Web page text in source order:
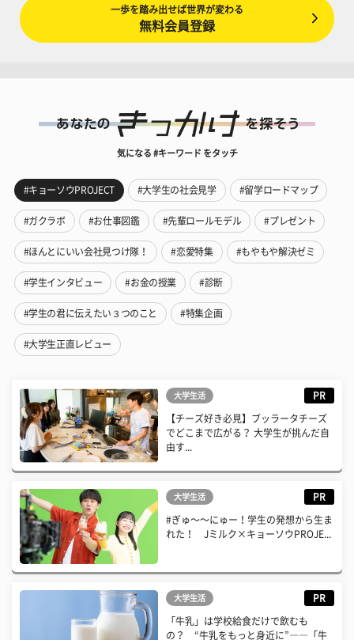
一歩を踏み出せば世界が変わる
無料会員登録
気になる #キーワード をタッチ
#キョーソウPROJECT #大学生の社会見学 #留学ロードマップ
#ガクラボ #お仕事図鑑 #先輩ロールモデル #プレゼント
#ほんとにいい会社見つけ隊！ #恋愛特集 #もやもや解決ゼミ
#学生インタビュー #お金の授業 #診断
#学生の君に伝えたい３つのこと #特集企画
#大学生正直レビュー
大学生活 PR
【チーズ好き必見】ブッラータチーズ
でどこまで広がる？ 大学生が挑んだ自
由す...
大学生活 PR
#ぎゅ〜〜にゅー！学生の発想から生ま
れた！ Jミルク×キョーソウPROJE...
大学生活 PR
「牛乳」は学校給食だけで飲むも
の？ “牛乳をもっと身近に”――「牛